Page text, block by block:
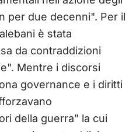
per due decenni". Per il
è stata
da contraddizioni
Mentre i discorsi
governance e i diritti
della guerra" la cui